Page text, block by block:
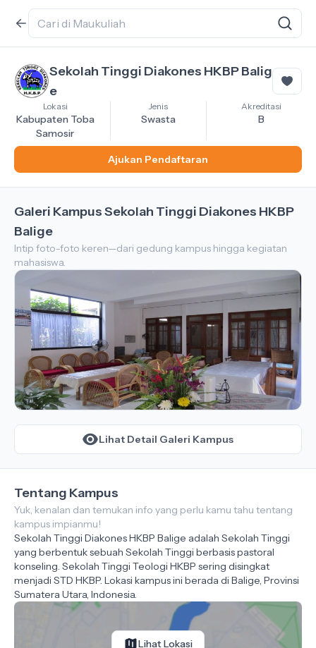
Sekolah Tinggi Diakones HKBP Balig
e
Lokasi
Kabupaten Toba
Samosir
Jenis
Swasta
Akreditasi
B
Ajukan Pendaftaran
Galeri Kampus Sekolah Tinggi Diakones HKBP
Balige
Intip foto-foto keren—dari gedung kampus hingga kegiatan
mahasiswa.
Lihat Detail Galeri Kampus
Tentang Kampus
Yuk, kenalan dan temukan info yang perlu kamu tahu tentang
kampus impianmu!
Sekolah Tinggi Diakones HKBP Balige adalah Sekolah Tinggi
yang berbentuk sebuah Sekolah Tinggi berbasis pastoral
konseling. Sekolah Tinggi Teologi HKBP sering disingkat
menjadi STD HKBP. Lokasi kampus ini berada di Balige, Provinsi
Sumatera Utara, Indonesia.
Lihat Lokasi